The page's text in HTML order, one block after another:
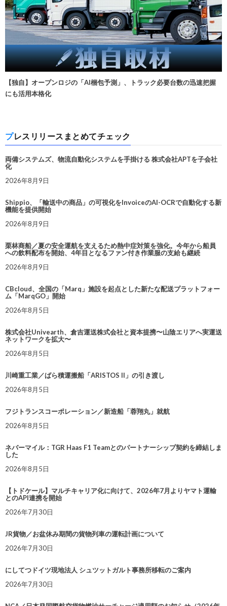
【独自】オープンロジの「AI梱包予測」、トラック必要台数の迅速把握
にも活用本格化
プレスリリースまとめてチェック
両備システムズ、物流自動化システムを手掛ける 株式会社APTを子会社
化
2026年8月9日
Shippio、「輸送中の商品」の可視化をInvoiceのAI-OCRで自動化する新
機能を提供開始
2026年8月9日
栗林商船／夏の安全運航を支えるため熱中症対策を強化。今年から船員
への飲料配布を開始、4年目となるファン付き作業服の支給も継続
2026年8月9日
CBcloud、全国の「Marq」施設を起点とした新たな配送プラットフォー
ム「MarqGO」開始
2026年8月5日
株式会社Univearth、倉吉運送株式会社と資本提携〜山陰エリアへ実運送
ネットワークを拡大〜
2026年8月5日
川崎重工業／ばら積運搬船「ARISTOS II」の引き渡し
2026年8月5日
フジトランスコーポレーション／新造船「蓉翔丸」就航
2026年8月5日
ネバーマイル：TGR Haas F1 Teamとのパートナーシップ契約を締結しま
した
2026年8月5日
【トドケール】マルチキャリア化に向けて、2026年7月よりヤマト運輸
とのAPI連携を開始
2026年7月30日
JR貨物／お盆休み期間の貨物列車の運転計画について
2026年7月30日
にしてつドイツ現地法人 シュツットガルト事務所移転のご案内
2026年7月30日